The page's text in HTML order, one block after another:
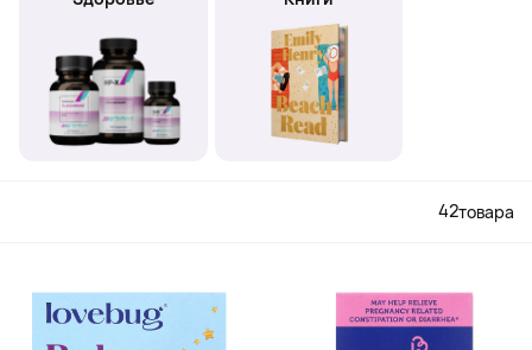
42товара